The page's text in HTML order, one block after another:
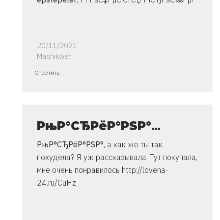
20/11/2021
Mashikwet
Ответ
очень
Владимир
Ответить
РњР°СЂРёР°РЅР°…
РњР°СЂРёР°РЅР°, а как же ты так
похудела? Я уж рассказывала. Тут покупала,
мне очень понравилось http://lovena-
24.ru/CuHz